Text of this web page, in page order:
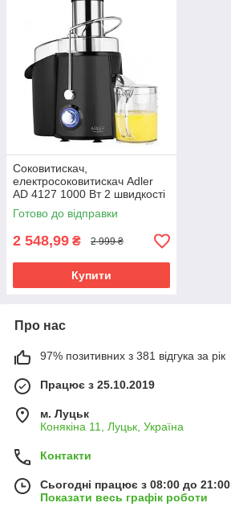
Соковитискач,
електросоковитискач Adler
AD 4127 1000 Вт 2 швидкості
велика горловина 75 мм
Готово до відправки
2 548,99 ₴ 2 999 ₴
Купити
Про нас
97% позитивних з 381 відгука за рік
Працює з 25.10.2019
м. Луцьк
Конякіна 11, Луцьк, Україна
Контакти
Сьогодні працює з 08:00 до 21:00
Показати весь графік роботи